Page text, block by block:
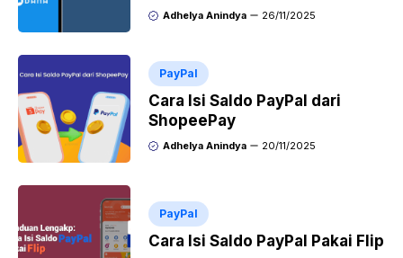
Adhelya Anindya 26/11/2025
PayPal
Cara Isi Saldo PayPal dari
ShopeePay
Adhelya Anindya 20/11/2025
PayPal
Cara Isi Saldo PayPal Pakai Flip